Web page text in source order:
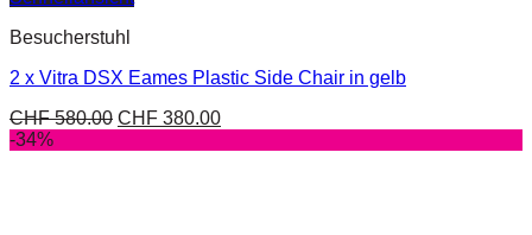
Besucherstuhl
2 x Vitra DSX Eames Plastic Side Chair in gelb
CHF580.00 CHF 380.00
-34%